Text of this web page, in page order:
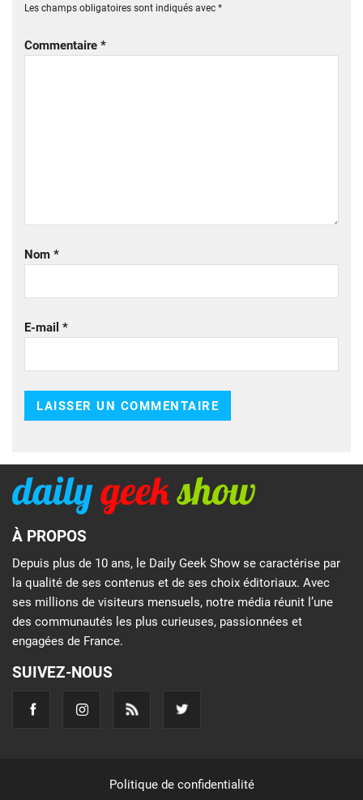
Les champs obligatoires sont indiqués avec *
Commentaire *
Nom *
E-mail *
À PROPOS
Depuis plus de 10 ans, le Daily Geek Show se caractérise par
la qualité de ses contenus et de ses choix éditoriaux. Avec
ses millions de visiteurs mensuels, notre média réunit l’une
des communautés les plus curieuses, passionnées et
engagées de France.
SUIVEZ-NOUS
Politique de confidentialité